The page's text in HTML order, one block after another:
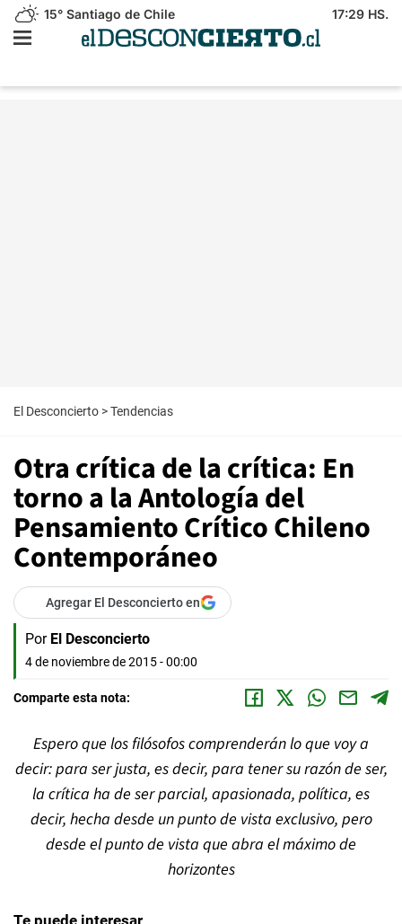
15° Santiago de Chile 17:29 HS.
El Desconcierto >Tendencias
Otra crítica de la crítica: En
torno a la Antología del
Pensamiento Crítico Chileno
Contemporáneo
Agregar El Desconcierto en
Por El Desconcierto
4 de noviembre de 2015 - 00:00
Comparte esta nota:
Espero que los filósofos comprenderán lo que voy a
decir: para ser justa, es decir, para tener su razón de ser,
la crítica ha de ser parcial, apasionada, política, es
decir, hecha desde un punto de vista exclusivo, pero
desde el punto de vista que abra el máximo de
horizontes
Te puede interesar